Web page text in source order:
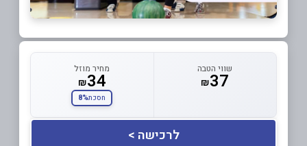
שווי הטבה
₪37
מחיר מוזל
₪34
חסכת8%
לרכישה >